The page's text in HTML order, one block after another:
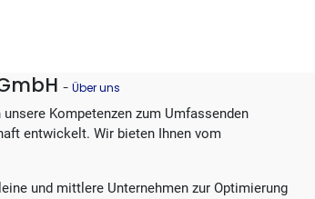
- Über uns
Kompetenzen zum Umfassenden
entwickelt. Wir bieten Ihnen vom
und mittlere Unternehmen zur Optimierung